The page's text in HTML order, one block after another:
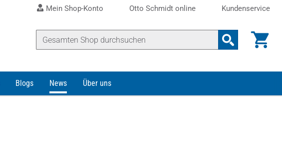
Mein Shop-Konto Otto Schmidt online Kundenservice
Blogs News Über uns